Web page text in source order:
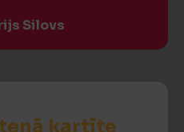
Silovs
kartīte